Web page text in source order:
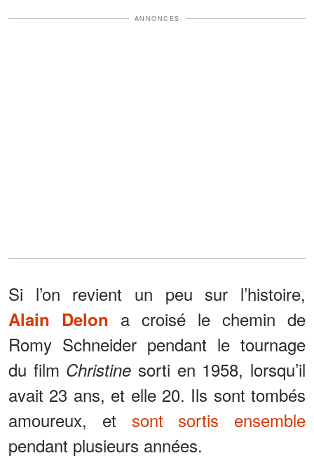
ANNONCES
Si l’on revient un peu sur l’histoire,
Alain Delon a croisé le chemin de
Romy Schneider pendant le tournage
du film Christine sorti en 1958, lorsqu’il
avait 23 ans, et elle 20. Ils sont tombés
amoureux, et sont sortis ensemble
pendant plusieurs années.